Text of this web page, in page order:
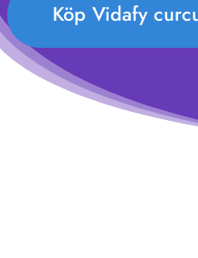
Köp Vidafy